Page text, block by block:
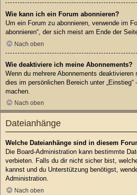
Wie kann ich ein Forum abonnieren?
Um ein Forum zu abonnieren, verwende im
abonnieren“, der sich meist am Ende der
Nach oben
Wie deaktiviere ich meine Abonnements?
Wenn du mehrere Abonnements
dies im persönlichen Bereich unter „Einstieg“
machen.
Nach oben
Dateianhänge
Welche Dateianhänge sind in diesem
Die Board-Administration kann bestimmte
verbieten. Falls du dir nicht sicher bist,
kannst und du Unterstützung benötigst,
Administration.
Nach oben